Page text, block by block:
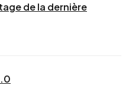
de la dernière